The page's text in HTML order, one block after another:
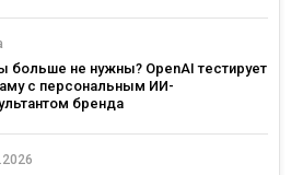
больше не нужны? OpenAI тестирует
с персональным ИИ-
бренда